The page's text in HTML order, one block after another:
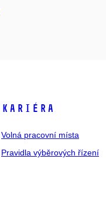
Kariéra
Volná pracovní místa
Pravidla výběrových řízení